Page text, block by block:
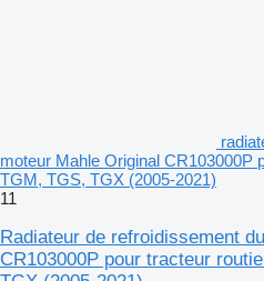
moteur Mahle Original CR103000P
TGM, TGS, TGX (2005-2021)
11
Radiateur de refroidissement
CR103000P pour tracteur